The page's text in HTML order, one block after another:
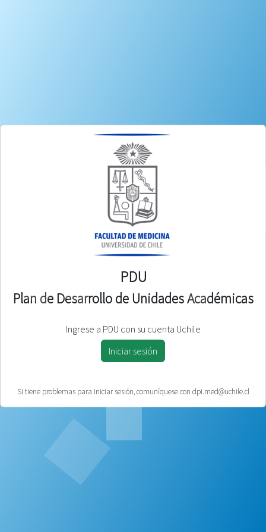
PDU
Plan de Desarrollo de Unidades Académicas
Ingrese a PDU con su cuenta Uchile
Iniciar sesión
Si tiene problemas para iniciar sesión, comuníquese con dpi.med@uchile.cl